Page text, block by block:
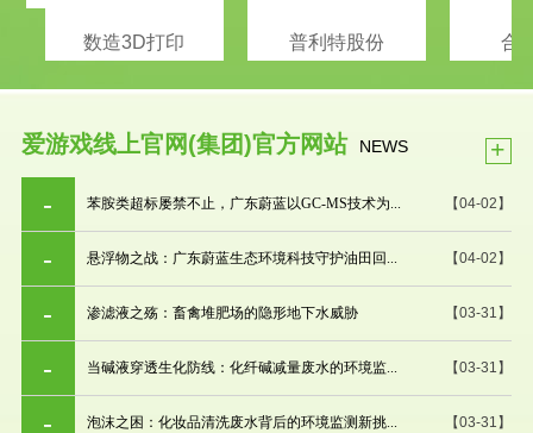
数造3D打印 普利特股份 合
爱游戏线上官网(集团)官方网站 NEWS +
【04-02】
苯胺类超标屡禁不止，广东蔚蓝以GC-MS技术为...
【04-02】
悬浮物之战：广东蔚蓝生态环境科技守护油田回...
【03-31】
渗滤液之殇：畜禽堆肥场的隐形地下水威胁
【03-31】
当碱液穿透生化防线：化纤碱减量废水的环境监...
【03-31】
泡沫之困：化妆品清洗废水背后的环境监测新挑...